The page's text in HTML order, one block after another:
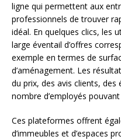
ligne qui permettent aux
professionnels de trouver
idéal. En quelques clics, les
large éventail d’offres
exemple en termes de
d’aménagement. Les
du prix, des avis clients,
nombre d’employés
Ces plateformes offrent
d’immeubles et d’espaces